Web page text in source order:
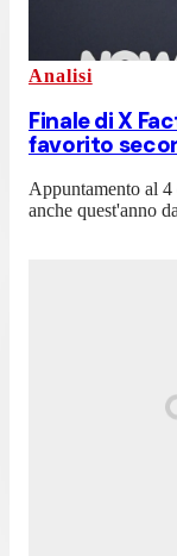
Analisi
Finale di X
favorito
Appuntamento al 4
anche quest'anno